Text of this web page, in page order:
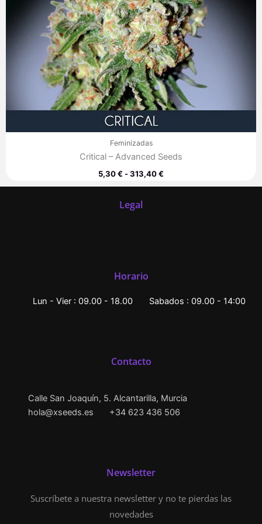
Feminizadas
Critical – Advanced Seeds
5,30€-313,40€
Legal
Horario
Lun - Vier : 09.00 - 18.00 Sabados : 09.00 - 14:00
Contacto
Calle San Joaquín, 5. Alcantarilla, Murcia
hola@xseeds.es
+34 623 436 506
Newsletter
Suscríbete a nuestra newsletter y no te pierdas las
novedades